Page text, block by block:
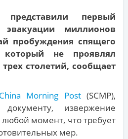
первый
миллионов
пробуждения спящего
не проявлял
столетий, сообщает
Morning Post(SCMP),
извержение
момент, что требует
мер.